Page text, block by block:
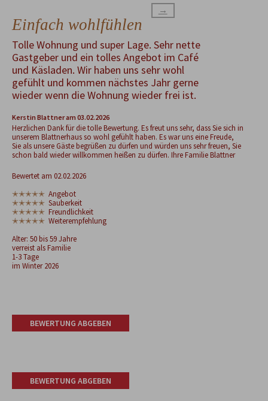
→
Einfach wohlfühlen
Tolle Wohnung und super Lage. Sehr nette
Gastgeber und ein tolles Angebot im Café
und Käsladen. Wir haben uns sehr wohl
gefühlt und kommen nächstes Jahr gerne
wieder wenn die Wohnung wieder frei ist.
Kerstin Blattneram 03.02.2026
Herzlichen Dank für die tolle Bewertung. Es freut uns sehr, dass Sie sich in
unserem Blattnerhaus so wohl gefühlt haben. Es war uns eine Freude,
Sie als unsere Gäste begrüßen zu dürfen und würden uns sehr freuen, Sie
schon bald wieder willkommen heißen zu dürfen. Ihre Familie Blattner
Bewertet am 02.02.2026
✭✭✭✭✭ Angebot
✭✭✭✭✭ Sauberkeit
✭✭✭✭✭ Freundlichkeit
✭✭✭✭✭ Weiterempfehlung
Alter: 50 bis 59 Jahre
verreist als Familie
1-3 Tage
im Winter 2026
BEWERTUNG ABGEBEN
BEWERTUNG ABGEBEN